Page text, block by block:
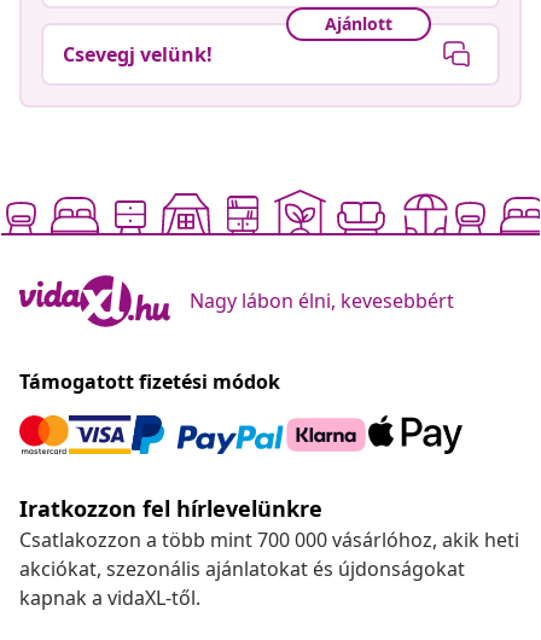
Ajánlott
Csevegj velünk!
Nagy lábon élni, kevesebbért
Támogatott fizetési módok
Iratkozzon fel hírlevelünkre
Csatlakozzon a több mint 700 000 vásárlóhoz, akik heti
akciókat, szezonális ajánlatokat és újdonságokat
kapnak a vidaXL-től.